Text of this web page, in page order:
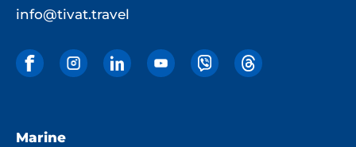
info@tivat.travel
Marine